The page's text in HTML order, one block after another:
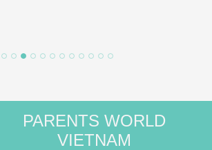
PARENTS WORLD
VIETNAM